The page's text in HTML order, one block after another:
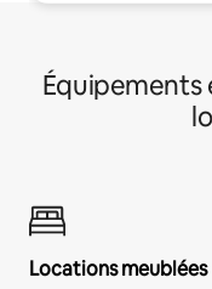
Équipements
Locations meublées